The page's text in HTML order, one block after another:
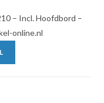
– Incl. Hoofdbord –
online.nl